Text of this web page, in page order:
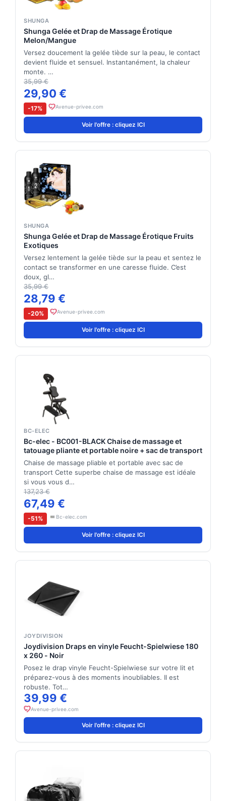
SHUNGA
Shunga Gelée et Drap de Massage Érotique
Melon/Mangue
Versez doucement la gelée tiède sur la peau, le contact
devient fluide et sensuel. Instantanément, la chaleur
monte. …
35,99 €
29,90 €
-17% Avenue-privee.com
Voir l'offre : cliquez ICI
SHUNGA
Shunga Gelée et Drap de Massage Érotique Fruits
Exotiques
Versez lentement la gelée tiède sur la peau et sentez le
contact se transformer en une caresse fluide. C’est
doux, gl…
35,99 €
28,79 €
-20% Avenue-privee.com
Voir l'offre : cliquez ICI
BC-ELEC
Bc-elec - BC001-BLACK Chaise de massage et
tatouage pliante et portable noire + sac de transport
Chaise de massage pliable et portable avec sac de
transport Cette superbe chaise de massage est idéale
si vous vous d…
137,23 €
67,49 €
-51% Bc-elec.com
Voir l'offre : cliquez ICI
JOYDIVISION
Joydivision Draps en vinyle Feucht-Spielwiese 180
x 260 - Noir
Posez le drap vinyle Feucht-Spielwiese sur votre lit et
préparez-vous à des moments inoubliables. Il est
robuste. Tot…
39,99 €
Avenue-privee.com
Voir l'offre : cliquez ICI